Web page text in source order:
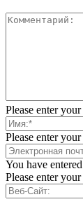
Please enter
Please enter
You have
Please enter